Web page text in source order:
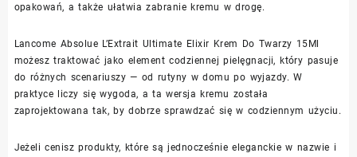
opakowań, a także ułatwia zabranie kremu w drogę.
Lancome Absolue L’Extrait Ultimate Elixir Krem Do Twarzy 15Ml
możesz traktować jako element codziennej pielęgnacji, który pasuje
do różnych scenariuszy — od rutyny w domu po wyjazdy. W
praktyce liczy się wygoda, a ta wersja kremu została
zaprojektowana tak, by dobrze sprawdzać się w codziennym użyciu.
Jeżeli cenisz produkty, które są jednocześnie eleganckie w nazwie i